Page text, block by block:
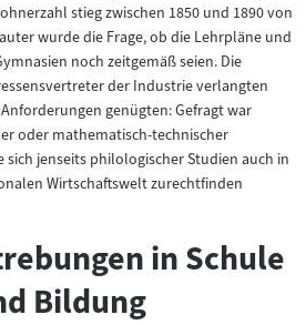
stieg zwischen 1850 und 1890 von
wurde die Frage, ob die Lehrpläne und
noch zeitgemäß seien. Die
der Industrie verlangten
genügten: Gefragt war
oder mathematisch-technischer
sich jenseits philologischer Studien auch in
Wirtschaftswelt zurechtfinden
in Schule
Bildung